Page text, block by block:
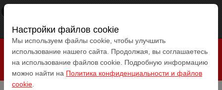
×
Бесплатно - In Google Play
Настройки файлов cookie
Мы используем файлы cookie, чтобы улучшить
использование нашего сайта. Продолжая, вы соглашаетесь
на использование файлов cookie. Подробную информацию
можно найти на Политика конфиденциальности и файлов
cookie